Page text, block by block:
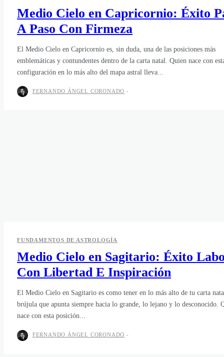
Medio Cielo en Capricornio: Éxito
A Paso Con Firmeza
El Medio Cielo en Capricornio es, sin duda, una de las posiciones más
emblemáticas y contundentes dentro de la carta natal. Quien nace con
configuración en lo más alto del mapa astral lleva...
FERNANDO ÁNGEL CORONADO -
FUNDAMENTOS DE ASTROLOGÍA
Medio Cielo en Sagitario: Éxito
Con Libertad E Inspiración
El Medio Cielo en Sagitario es como tener en lo más alto de tu carta
brújula que apunta siempre hacia lo grande, lo lejano y lo desconocido.
nace con esta posición...
FERNANDO ÁNGEL CORONADO -